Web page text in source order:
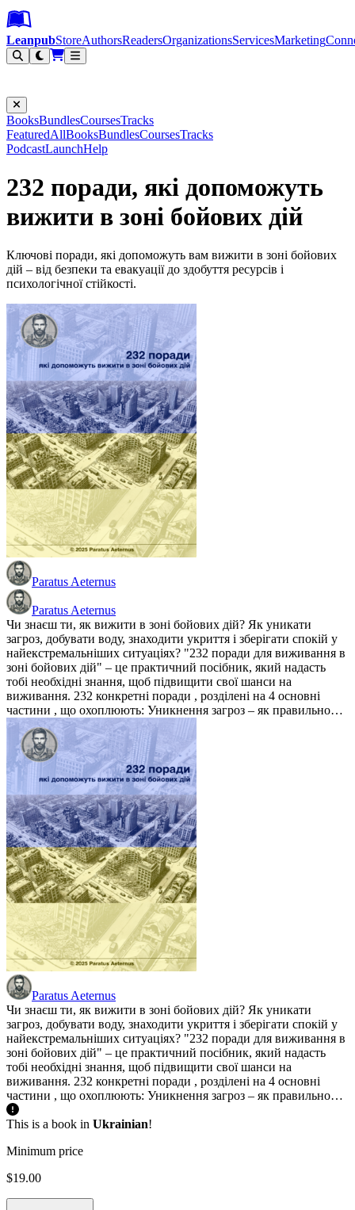
Leanpub Header
Leanpub Navigation
Skip to main content
Go to Leanpub.com
LeanpubStoreAuthorsReadersOrganizationsServicesMarketing
BooksBundlesCoursesTracks
FeaturedAllBooksBundlesCoursesTracks
PodcastLaunchHelp
232 поради, які допоможуть
вижити в зоні бойових дій
Ключові поради, які допоможуть вам вижити в зоні бойових
дій – від безпеки та евакуації до здобуття ресурсів і
психологічної стійкості.
Paratus Aeternus
Paratus Aeternus
Чи знаєш ти, як вижити в зоні бойових дій? Як уникати
загроз, добувати воду, знаходити укриття і зберігати спокій у
найекстремальніших ситуаціях? "232 поради для виживання в
зоні бойових дій" – це практичний посібник, який надасть
тобі необхідні знання, щоб підвищити свої шанси на
виживання. 232 конкретні поради , розділені на 4 основні
частини , що охоплюють: Уникнення загроз – як правильно…
Paratus Aeternus
Чи знаєш ти, як вижити в зоні бойових дій? Як уникати
загроз, добувати воду, знаходити укриття і зберігати спокій у
найекстремальніших ситуаціях? "232 поради для виживання в
зоні бойових дій" – це практичний посібник, який надасть
тобі необхідні знання, щоб підвищити свої шанси на
виживання. 232 конкретні поради , розділені на 4 основні
частини , що охоплюють: Уникнення загроз – як правильно…
This is a book in Ukrainian!
Minimum price
$19.00